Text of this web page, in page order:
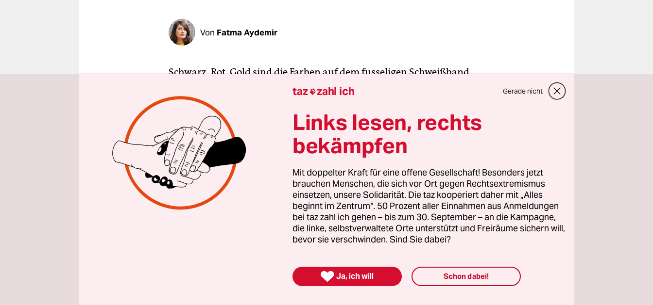
Von Fatma Aydemir
Schwarz, Rot, Gold sind die Farben auf dem fusseligen Schweißband
am Armgelenk meiner Sachbearbeiterin. Es ist November, 8.30 Uhr,
keine WM-Saison, und es die letzte Sachbearbeiterin, die ich passieren
muss, um an mein Ziel zu gelangen. Ich sitze nervös auf dem grauen
Polsterstuhl des Bürgeramts Berlin-Neukölln.
Sie blättert mit Acrylfingernägeln durch meine Papiere, begutachtet
das biometrische Foto, das hoffentlich bald meinen ersten deutschen
Perso zieren wird. Dann wirft sie mir einen strengen Blick zu, ich
grinse brav zurück. „Auf dem Foto sehen Sie zehn Jahre jünger aus, das
geht nicht. Machen Sie ein neues und kommen Sie morgen wieder.“
taz zahl ich Gerade nicht
Links lesen, rechts
bekämpfen
Mit doppelter Kraft für eine offene Gesellschaft! Besonders jetzt
brauchen Menschen, die sich vor Ort gegen Rechtsextremismus
einsetzen, unsere Solidarität. Die taz kooperiert daher mit „Alles
beginnt im Zentrum“. 50 Prozent aller Einnahmen aus Anmeldungen
bei taz zahl ich gehen – bis zum 30. September – an die Kampagne,
die linke, selbstverwaltete Orte unterstützt und Freiräume sichern will,
bevor sie verschwinden. Sind Sie dabei?
 Ja, ich will Schon dabei!